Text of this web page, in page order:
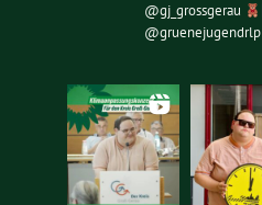
@gj_grossgerau
@gruenejugendrlp